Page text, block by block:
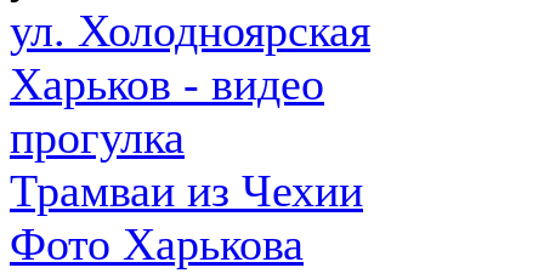
ул. Холодноярская
Харьков - видео
прогулка
Трамваи из Чехии
Фото Харькова